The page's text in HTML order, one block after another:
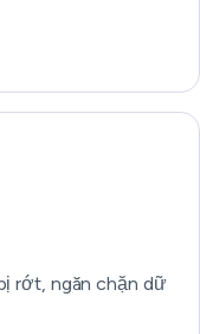
rớt, ngăn chặn dữ